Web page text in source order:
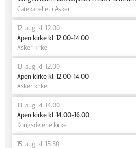
Gatekapellet i Asker
12. aug. kl. 12.00
Åpen kirke kl. 12.00-14.00
Asker kirke
13. aug. kl. 12.00
Åpen kirke kl. 12.00-14.00
Asker kirke
13. aug. kl. 14.00
Åpen kirke kl. 14.00-16.00
Kongsdelene kirke
15. aug. kl. 15.30